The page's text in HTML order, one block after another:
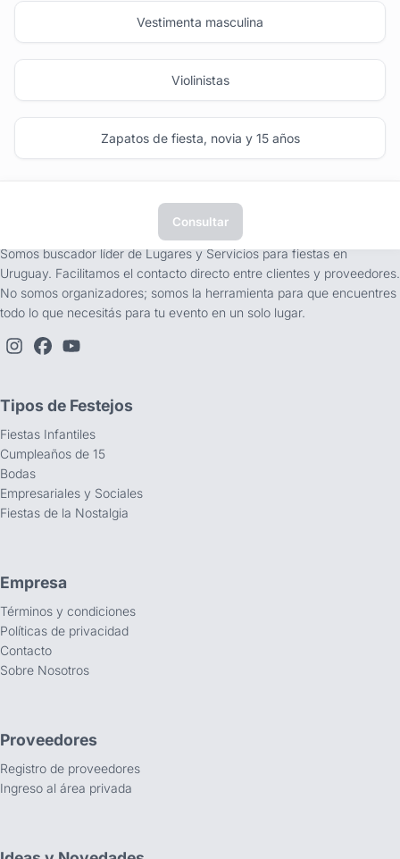
Vestimenta masculina
Violinistas
Zapatos de fiesta, novia y 15 años
Consultar
Somos buscador líder de Lugares y Servicios para fiestas en
Uruguay. Facilitamos el contacto directo entre clientes y proveedores.
No somos organizadores; somos la herramienta para que encuentres
todo lo que necesitás para tu evento en un solo lugar.
Tipos de Festejos
Fiestas Infantiles
Cumpleaños de 15
Bodas
Empresariales y Sociales
Fiestas de la Nostalgia
Empresa
Términos y condiciones
Políticas de privacidad
Contacto
Sobre Nosotros
Proveedores
Registro de proveedores
Ingreso al área privada